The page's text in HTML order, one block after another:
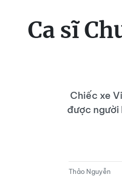
Ca sĩ
Chiếc xe
được người
Thảo Nguyễn